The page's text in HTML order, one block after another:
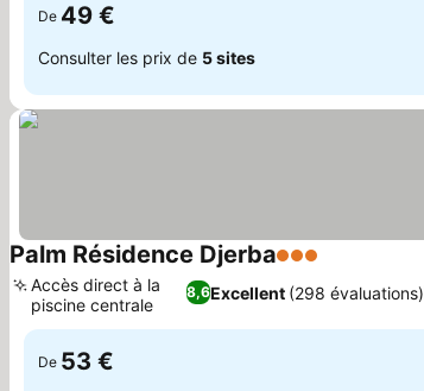
De 49 €
Consulter les prix de 5 sites
Palm Résidence Djerba3 Étoiles
8,6Excellent (298 évaluations)
Accès direct à la
piscine centrale
De 53 €